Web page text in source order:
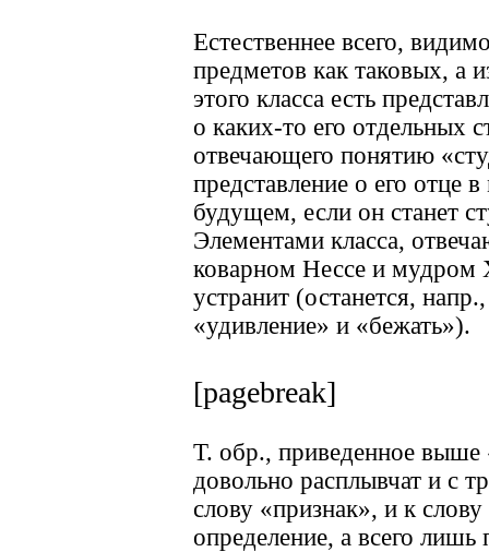
Естественнее всего,
предметов как таковых, а
этого класса есть
о каких-то его отдельных
отвечающего понятию
представление о его отце
будущем, если он станет
Элементами класса,
коварном Нессе и мудром
устранит (останется,
«удивление» и «бежать»).
[pagebreak]
Т. обр., приведенное выше
довольно расплывчат и с
слову «признак», и к
определение, а всего лишь